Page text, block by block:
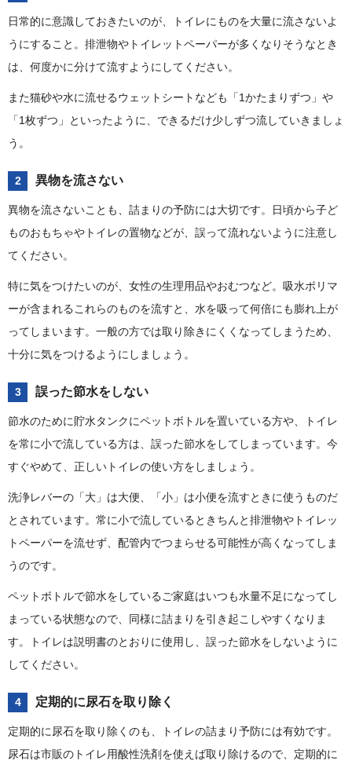
日常的に意識しておきたいのが、トイレにものを大量に流さないよ
うにすること。排泄物やトイレットペーパーが多くなりそうなとき
は、何度かに分けて流すようにしてください。
また猫砂や水に流せるウェットシートなども「1かたまりずつ」や
「1枚ずつ」といったように、できるだけ少しずつ流していきましょ
う。
2 異物を流さない
異物を流さないことも、詰まりの予防には大切です。日頃から子ど
ものおもちゃやトイレの置物などが、誤って流れないように注意し
てください。
特に気をつけたいのが、女性の生理用品やおむつなど。吸水ポリマ
ーが含まれるこれらのものを流すと、水を吸って何倍にも膨れ上が
ってしまいます。一般の方では取り除きにくくなってしまうため、
十分に気をつけるようにしましょう。
3 誤った節水をしない
節水のために貯水タンクにペットボトルを置いている方や、トイレ
を常に小で流している方は、誤った節水をしてしまっています。今
すぐやめて、正しいトイレの使い方をしましょう。
洗浄レバーの「大」は大便、「小」は小便を流すときに使うものだ
とされています。常に小で流しているときちんと排泄物やトイレッ
トペーパーを流せず、配管内でつまらせる可能性が高くなってしま
うのです。
ペットボトルで節水をしているご家庭はいつも水量不足になってし
まっている状態なので、同様に詰まりを引き起こしやすくなりま
す。トイレは説明書のとおりに使用し、誤った節水をしないように
してください。
4 定期的に尿石を取り除く
定期的に尿石を取り除くのも、トイレの詰まり予防には有効です。
尿石は市販のトイレ用酸性洗剤を使えば取り除けるので、定期的に